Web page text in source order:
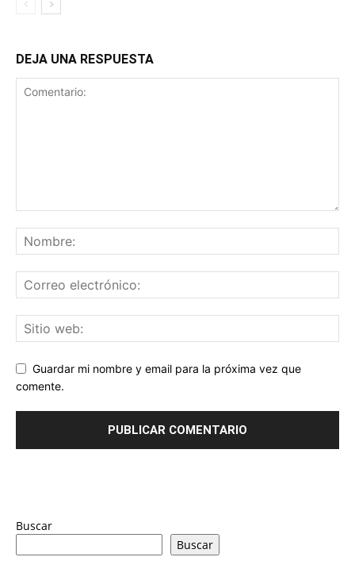
DEJA UNA RESPUESTA
Guardar mi nombre y email para la próxima vez que
comente.
Buscar
Buscar